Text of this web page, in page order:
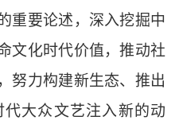
重要论述，深入挖掘中
文化时代价值，推动社
努力构建新生态、推出
大众文艺注入新的动